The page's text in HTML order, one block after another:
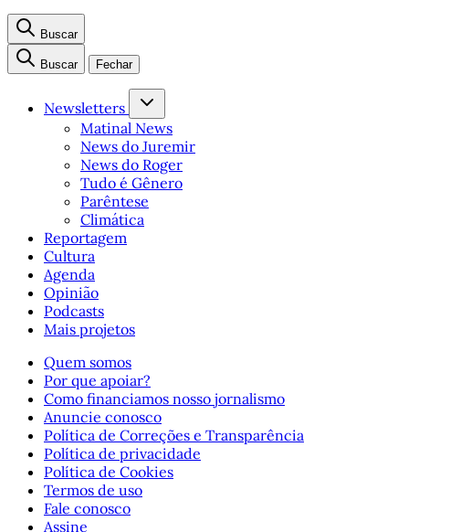
Buscar
Buscar Fechar
Newsletters
Matinal News
News do Juremir
News do Roger
Tudo é Gênero
Parêntese
Climática
Reportagem
Cultura
Agenda
Opinião
Podcasts
Mais projetos
Quem somos
Por que apoiar?
Como financiamos nosso jornalismo
Anuncie conosco
Política de Correções e Transparência
Política de privacidade
Política de Cookies
Termos de uso
Fale conosco
Assine